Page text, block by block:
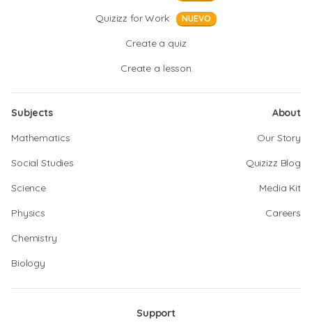
Quizizz for Work NUEVO
Create a quiz
Create a lesson
Subjects
Mathematics
Social Studies
Science
Physics
Chemistry
Biology
About
Our Story
Quizizz Blog
Media Kit
Careers
Support